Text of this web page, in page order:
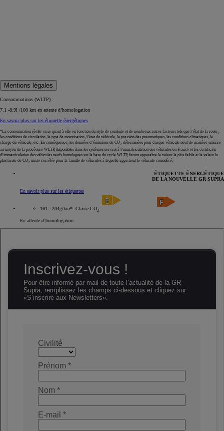
Mentions légales
Consommations (WLTP) :
7.1 -8.9l /100 km en attente d’homologation
En savoir plus sur les étiquette énergétiques
*La consommation réelle varie quant à elle en fonction du style de conduite et de nombreux autres facteurs tels que l’état de la route ,
les conditions de circulation, le type de motorisation, l’état du véhicule, la pression des pneumatiques, les conditions climatiques, la
charge du véhicule, etc. En conséquence, les données d’émissions de CO2 déterminées pour chaque véhicule neuf de manière unitaire
au moyen de la procédure WLTP, disponibles dans les systèmes servant à l’immatriculation des véhicules en France et les certificats
d’immatriculation des véhicules neufs homologués sur la base du cycle WLTP, feront apparaître la valeur la plus faible et la valeur la
plus haute de CO2 mixte corrélée pour la famille de véhicules à laquelle appartient le véhicule considéré.
ÉTIQUETTE ÉNERGÉTIQUE
DE LA NOUVELLE GR SUPRA
En savoir plus sur les étiquettes
161 - 204g/km*. Classe CO2
En attente d’homologation